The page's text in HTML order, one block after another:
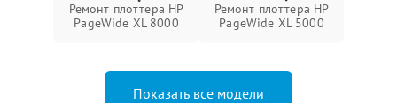
Ремонт плоттера HP
PageWide XL 8000
Ремонт плоттера HP
PageWide XL 5000
Показать все модели